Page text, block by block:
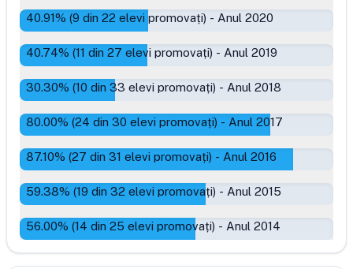
40.91% (9 din 22 elevi promovați) - Anul 2020
40.74% (11 din 27 elevi promovați) - Anul 2019
30.30% (10 din 33 elevi promovați) - Anul 2018
80.00% (24 din 30 elevi promovați) - Anul 2017
87.10% (27 din 31 elevi promovați) - Anul 2016
59.38% (19 din 32 elevi promovați) - Anul 2015
56.00% (14 din 25 elevi promovați) - Anul 2014